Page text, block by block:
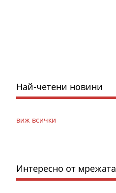
Най-четени новини
виж всички
Интересно от мрежата